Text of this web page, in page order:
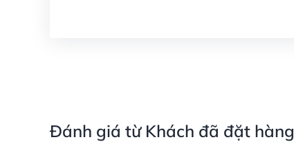
Đánh giá từ Khách đã đặt hàng